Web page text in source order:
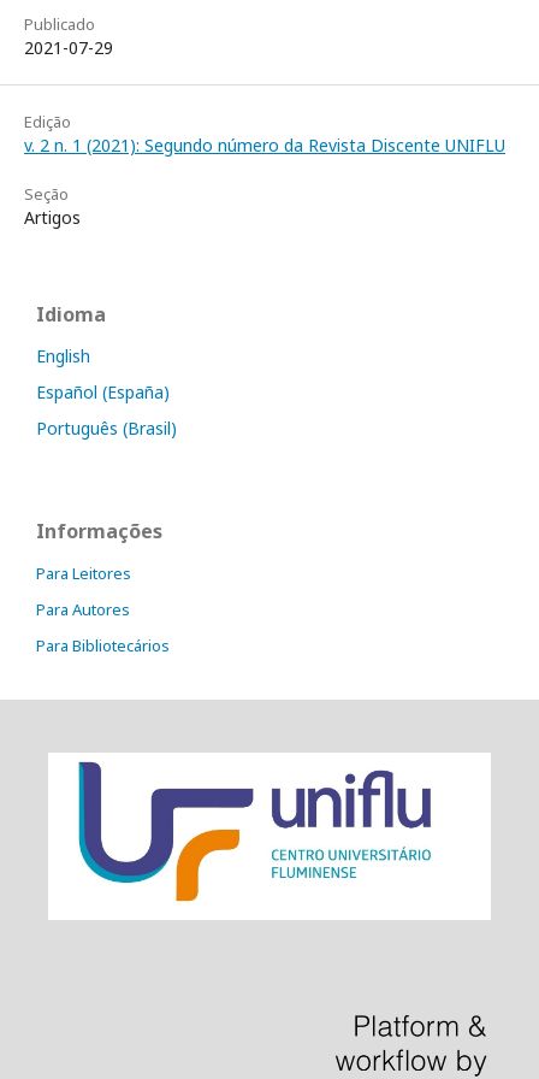
Publicado
2021-07-29
Edição
v. 2 n. 1 (2021): Segundo número da Revista Discente UNIFLU
Seção
Artigos
Idioma
English
Español (España)
Português (Brasil)
Informações
Para Leitores
Para Autores
Para Bibliotecários